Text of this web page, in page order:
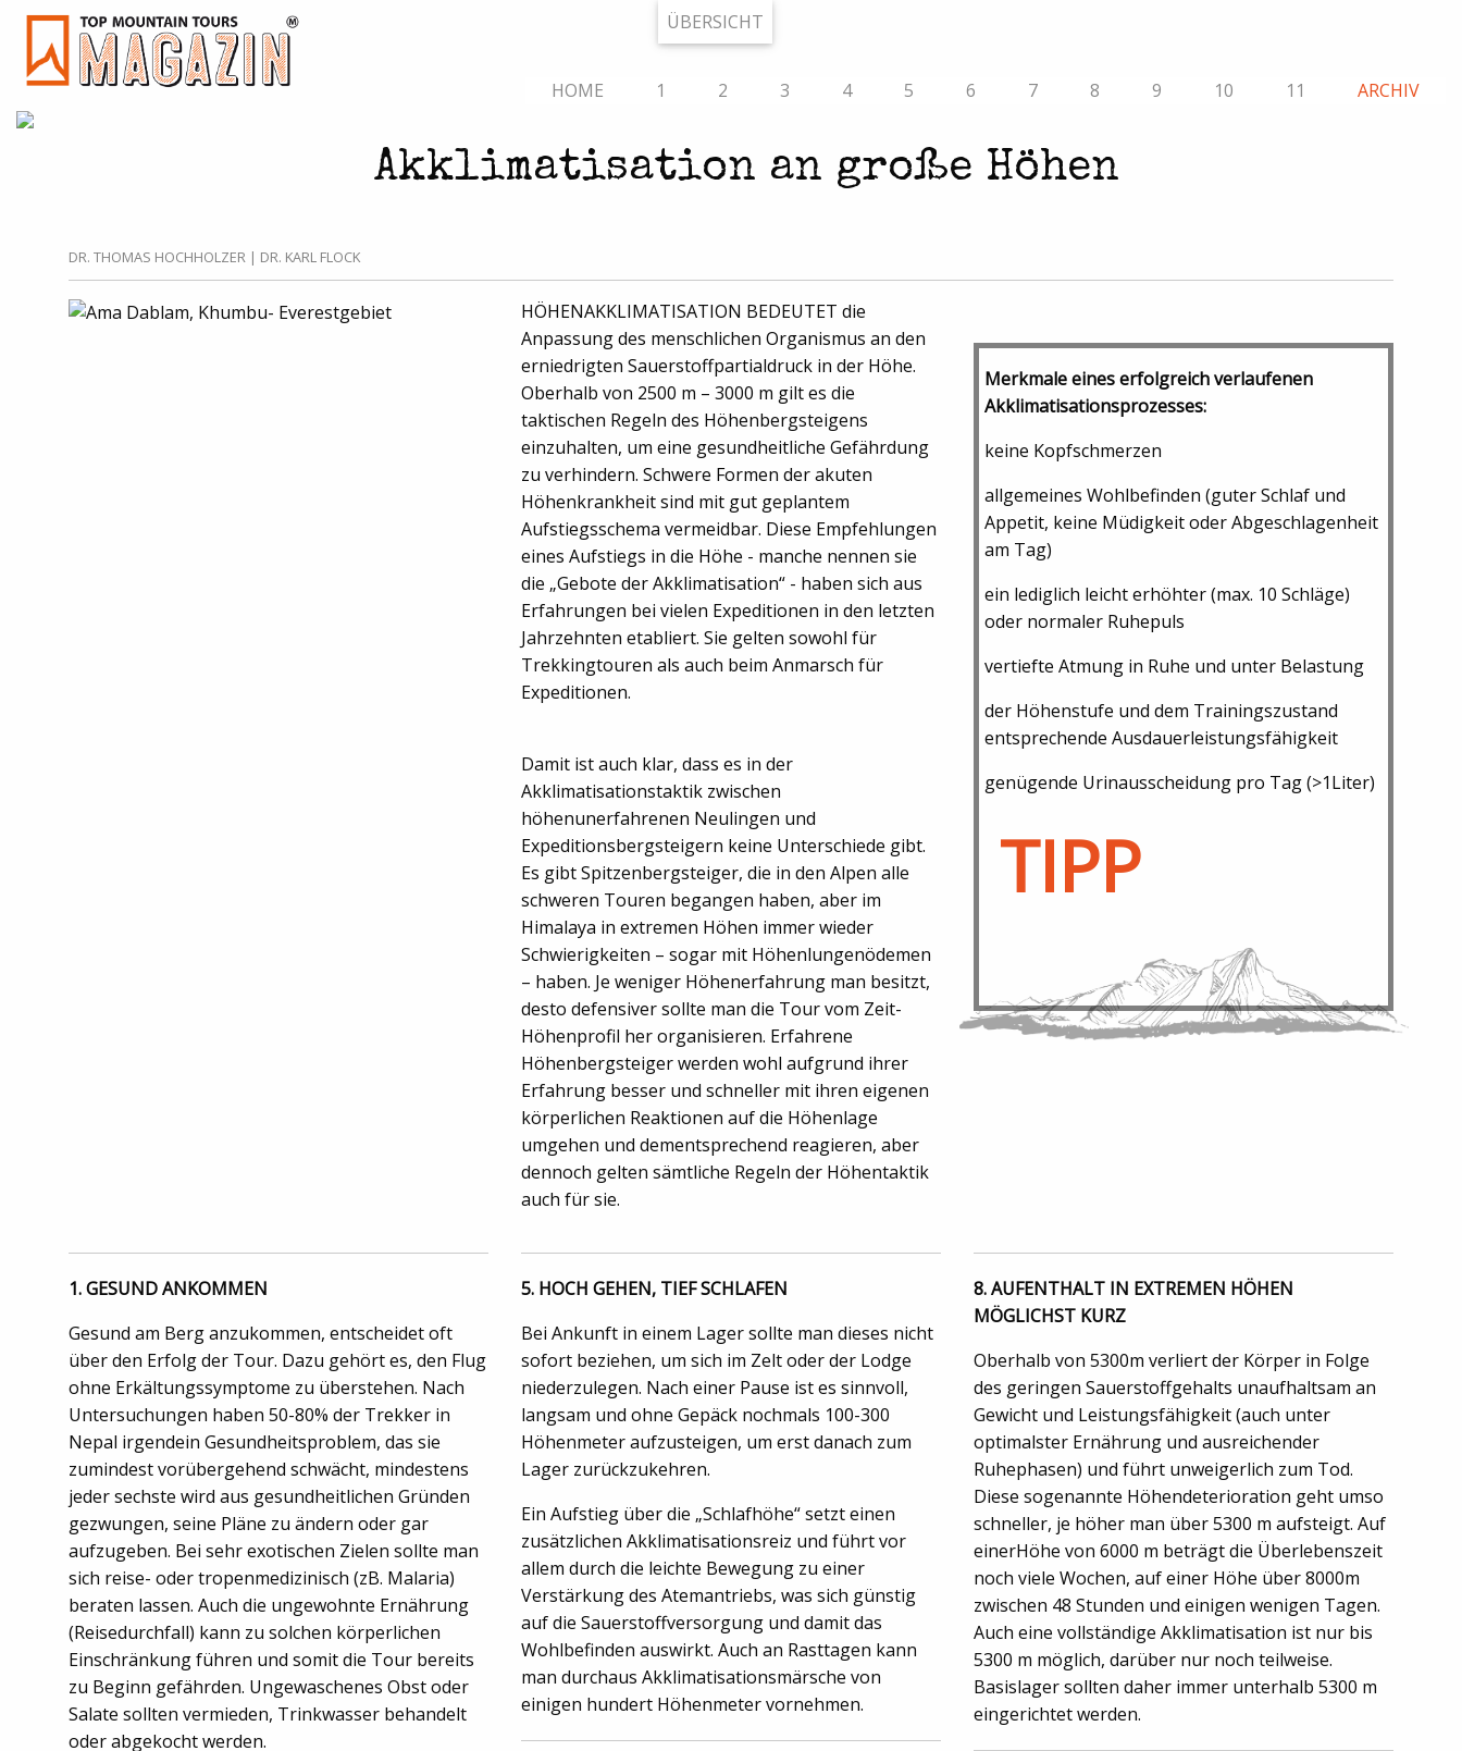
ÜBERSICHT
HOME 1 2 3 4 5 6 7 8 9 10 11 ARCHIV
Akklimatisation an große Höhen
DR. THOMAS HOCHHOLZER | DR. KARL FLOCK
HÖHENAKKLIMATISATION BEDEUTET die
Anpassung des menschlichen Organismus an den
erniedrigten Sauerstoffpartialdruck in der Höhe.
Oberhalb von 2500 m – 3000 m gilt es die
taktischen Regeln des Höhenbergsteigens
einzuhalten, um eine gesundheitliche Gefährdung
zu verhindern. Schwere Formen der akuten
Höhenkrankheit sind mit gut geplantem
Aufstiegsschema vermeidbar. Diese Empfehlungen
eines Aufstiegs in die Höhe - manche nennen sie
die „Gebote der Akklimatisation“ - haben sich aus
Erfahrungen bei vielen Expeditionen in den letzten
Jahrzehnten etabliert. Sie gelten sowohl für
Trekkingtouren als auch beim Anmarsch für
Expeditionen.
Damit ist auch klar, dass es in der
Akklimatisationstaktik zwischen
höhenunerfahrenen Neulingen und
Expeditionsbergsteigern keine Unterschiede gibt.
Es gibt Spitzenbergsteiger, die in den Alpen alle
schweren Touren begangen haben, aber im
Himalaya in extremen Höhen immer wieder
Schwierigkeiten – sogar mit Höhenlungenödemen
– haben. Je weniger Höhenerfahrung man besitzt,
desto defensiver sollte man die Tour vom Zeit-
Höhenprofil her organisieren. Erfahrene
Höhenbergsteiger werden wohl aufgrund ihrer
Erfahrung besser und schneller mit ihren eigenen
körperlichen Reaktionen auf die Höhenlage
umgehen und dementsprechend reagieren, aber
dennoch gelten sämtliche Regeln der Höhentaktik
auch für sie.
Merkmale eines erfolgreich verlaufenen
Akklimatisationsprozesses:
keine Kopfschmerzen
allgemeines Wohlbefinden (guter Schlaf und
Appetit, keine Müdigkeit oder Abgeschlagenheit
am Tag)
ein lediglich leicht erhöhter (max. 10 Schläge)
oder normaler Ruhepuls
vertiefte Atmung in Ruhe und unter Belastung
der Höhenstufe und dem Trainingszustand
entsprechende Ausdauerleistungsfähigkeit
genügende Urinausscheidung pro Tag (>1Liter)
TIPP
1. GESUND ANKOMMEN
Gesund am Berg anzukommen, entscheidet oft
über den Erfolg der Tour. Dazu gehört es, den Flug
ohne Erkältungssymptome zu überstehen. Nach
Untersuchungen haben 50-80% der Trekker in
Nepal irgendein Gesundheitsproblem, das sie
zumindest vorübergehend schwächt, mindestens
jeder sechste wird aus gesundheitlichen Gründen
gezwungen, seine Pläne zu ändern oder gar
aufzugeben. Bei sehr exotischen Zielen sollte man
sich reise- oder tropenmedizinisch (zB. Malaria)
beraten lassen. Auch die ungewohnte Ernährung
(Reisedurchfall) kann zu solchen körperlichen
Einschränkung führen und somit die Tour bereits
zu Beginn gefährden. Ungewaschenes Obst oder
Salate sollten vermieden, Trinkwasser behandelt
oder abgekocht werden.
5. HOCH GEHEN, TIEF SCHLAFEN
Bei Ankunft in einem Lager sollte man dieses nicht
sofort beziehen, um sich im Zelt oder der Lodge
niederzulegen. Nach einer Pause ist es sinnvoll,
langsam und ohne Gepäck nochmals 100-300
Höhenmeter aufzusteigen, um erst danach zum
Lager zurückzukehren.
Ein Aufstieg über die „Schlafhöhe“ setzt einen
zusätzlichen Akklimatisationsreiz und führt vor
allem durch die leichte Bewegung zu einer
Verstärkung des Atemantriebs, was sich günstig
auf die Sauerstoffversorgung und damit das
Wohlbefinden auswirkt. Auch an Rasttagen kann
man durchaus Akklimatisationsmärsche von
einigen hundert Höhenmeter vornehmen.
8. AUFENTHALT IN EXTREMEN HÖHEN
MÖGLICHST KURZ
Oberhalb von 5300m verliert der Körper in Folge
des geringen Sauerstoffgehalts unaufhaltsam an
Gewicht und Leistungsfähigkeit (auch unter
optimalster Ernährung und ausreichender
Ruhephasen) und führt unweigerlich zum Tod.
Diese sogenannte Höhendeterioration geht umso
schneller, je höher man über 5300 m aufsteigt. Auf
einerHöhe von 6000 m beträgt die Überlebenszeit
noch viele Wochen, auf einer Höhe über 8000m
zwischen 48 Stunden und einigen wenigen Tagen.
Auch eine vollständige Akklimatisation ist nur bis
5300 m möglich, darüber nur noch teilweise.
Basislager sollten daher immer unterhalb 5300 m
eingerichtet werden.